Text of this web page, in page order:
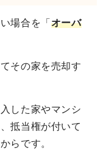
場合を「 オーバ
その家を売却す
した家やマンシ
抵当権が付いて
らです。